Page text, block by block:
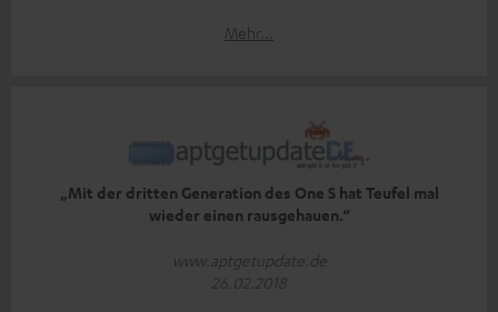
Mehr...
„Mit der dritten Generation des One S hat Teufel mal
wieder einen rausgehauen.“
www.aptgetupdate.de
26.02.2018